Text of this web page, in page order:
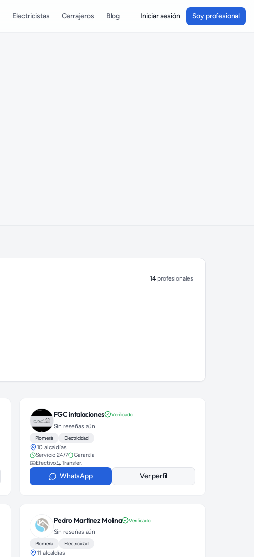
Electricistas Cerrajeros Blog Iniciar sesión Soy profesional
14 profesionales
FGC intalaciones Verificado
Sin reseñas aún
Plomería Electricidad
10 alcaldías
Servicio 24/7
Garantía
Efectivo
Transfer.
WhatsApp Ver perfil
Pedro Martinez Molina Verificado
Sin reseñas aún
Plomería Electricidad
11 alcaldías